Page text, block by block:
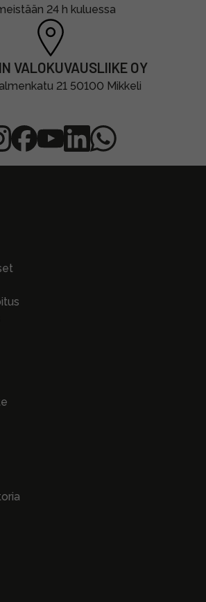
24 h kuluessa
VALOKUVAUSLIIKE OY
21 50100 Mikkeli